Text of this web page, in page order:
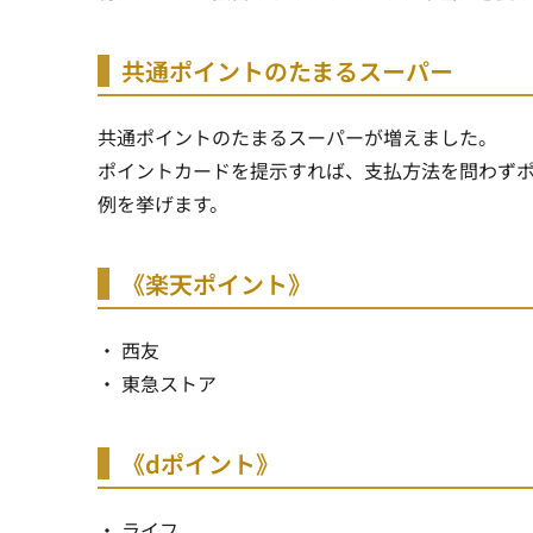
共通ポイントのたまるスーパー
共通ポイントのたまるスーパーが増えました。
ポイントカードを提示すれば、支払方法を問わず
例を挙げます。
《楽天ポイント》
・ 西友
・ 東急ストア
《dポイント》